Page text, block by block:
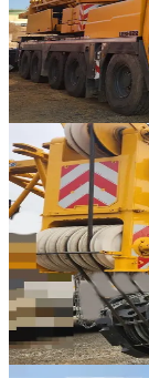
LTM 1110-5.1
2021년식 · 110톤
가격 문의 2
판매중추천매물
Liebherr · AT 크레
NEW
LTM 1300-6.3
2024년식 · 300톤
가격 문의 1